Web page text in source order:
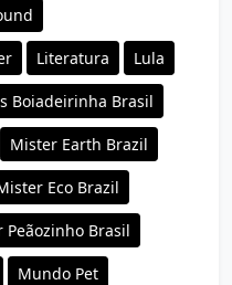
Literatura Lula
Boiadeirinha Brasil
Mister Earth Brazil
Eco Brazil
Peãozinho Brasil
Mundo Pet